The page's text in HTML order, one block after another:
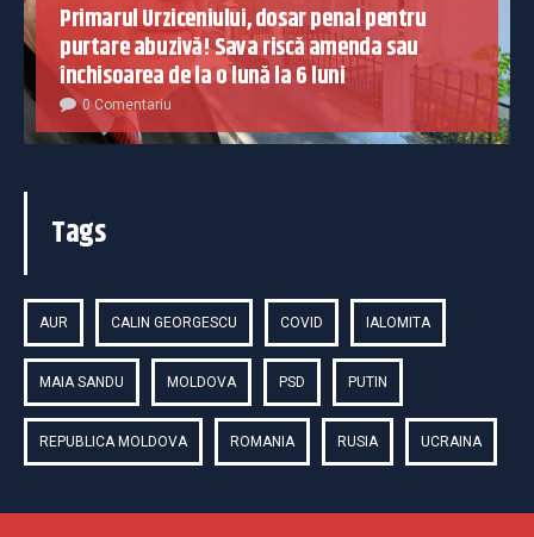
Primarul Urziceniului, dosar penal pentru
purtare abuzivă! Sava riscă amenda sau
închisoarea de la o lună la 6 luni
0 Comentariu
Tags
AUR CALIN GEORGESCU COVID IALOMITA
MAIA SANDU MOLDOVA PSD PUTIN
REPUBLICA MOLDOVA ROMANIA RUSIA UCRAINA